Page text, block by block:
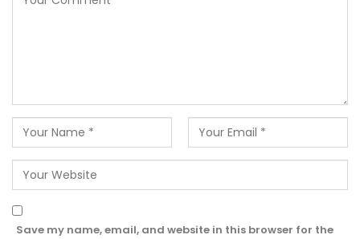
Save my name, email, and website in this browser for the